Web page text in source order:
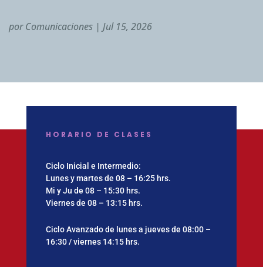
porComunicaciones | Jul 15, 2026
HORARIO DE CLASES
Ciclo Inicial e Intermedio:
Lunes y martes de 08 – 16:25 hrs.
Mi y Ju de 08 – 15:30 hrs.
Viernes de 08 – 13:15 hrs.
Ciclo Avanzado de lunes a jueves de 08:00 –
16:30 / viernes 14:15 hrs.